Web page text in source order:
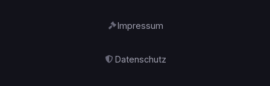
Impressum
Datenschutz